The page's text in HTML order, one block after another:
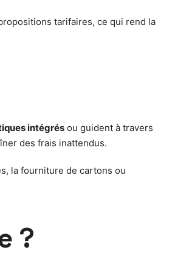
tarifaires, ce qui rend la
intégrés ou guident à travers
des frais inattendus.
la fourniture de cartons ou
?